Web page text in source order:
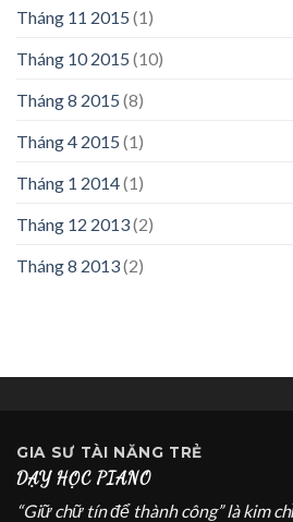
Tháng 11 2015 (1)
Tháng 10 2015 (10)
Tháng 8 2015 (8)
Tháng 4 2015 (1)
Tháng 1 2014(1)
Tháng 12 2013(2)
Tháng 8 2013(2)
GIA SƯ TÀI NĂNG TRẺ
DẠY HỌC PIANO
“Giữ chữ tín để thành công” là kim